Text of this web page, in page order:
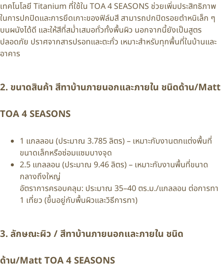
เทคโนโลยี Titanium ที่ใช้ใน TOA 4 SEASONS ช่วยเพิ่มประสิทธิภาพ
ในการปกปิดและการยึดเกาะของฟิล์มสี สามารถปกปิดรอยตำหนิเล็ก ๆ
บนผนังได้ดี และให้สีที่สม่ำเสมอทั่วทั้งพื้นผิว นอกจากนี้ยังเป็นสูตร
ปลอดภัย ปราศจากสารปรอทและตะกั่ว เหมาะสำหรับทุกพื้นที่ในบ้านและ
อาคาร
2. ขนาดสินค้า สีทาบ้านภายนอกและภายใน ชนิดด้าน/Matt
TOA 4 SEASONS
1 แกลลอน (ประมาณ 3.785 ลิตร) – เหมาะกับงานตกแต่งพื้นที่
ขนาดเล็กหรือซ่อมแซมบางจุด
2.5 แกลลอน (ประมาณ 9.46 ลิตร) – เหมาะกับงานพื้นที่ขนาด
กลางถึงใหญ่
อัตราการครอบคลุม: ประมาณ 35–40 ตร.ม./แกลลอน ต่อการทา
1 เที่ยว (ขึ้นอยู่กับพื้นผิวและวิธีการทา)
3. ลักษณะผิว / สีทาบ้านภายนอกและภายใน ชนิด
ด้าน/Matt TOA 4 SEASONS